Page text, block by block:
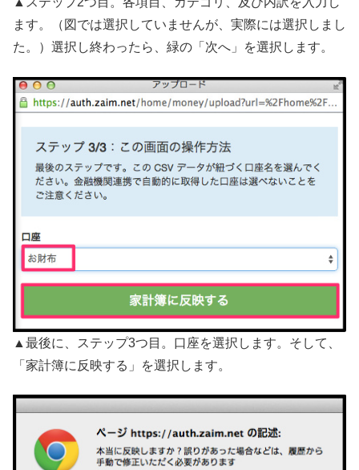
ます。（図では選択していませんが、実際には選択しまし
た。）選択し終わったら、緑の「次へ」を選択します。
▲最後に、ステップ3つ目。口座を選択します。そして、
「家計簿に反映する」を選択します。